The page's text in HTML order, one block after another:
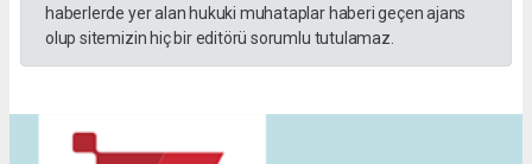
haberlerde yer alan hukuki muhataplar haberi geçen ajans
olup sitemizin hiç bir editörü sorumlu tutulamaz.